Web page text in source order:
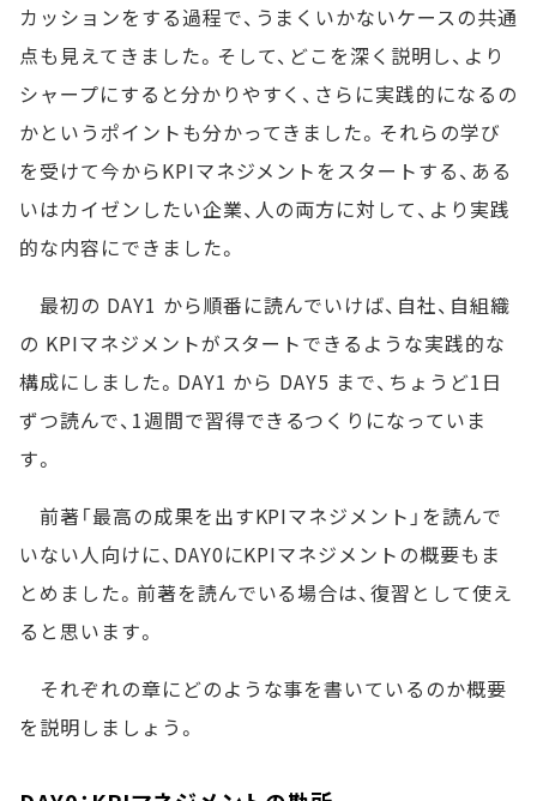
カッションをする過程で、うまくいかないケースの共通
点も見えてきました。そして、どこを深く説明し、より
シャープにすると分かりやすく、さらに実践的になるの
かというポイントも分かってきました。それらの学び
を受けて今からKPIマネジメントをスタートする、ある
いはカイゼンしたい企業、人の両方に対して、より実践
的な内容にできました。
最初の DAY1 から順番に読んでいけば、自社、自組織
の KPIマネジメントがスタートできるような実践的な
構成にしました。DAY1 から DAY5 まで、ちょうど1日
ずつ読んで、1週間で習得できるつくりになっていま
す。
前著「最高の成果を出すKPIマネジメント」を読んで
いない人向けに、DAY0にKPIマネジメントの概要もま
とめました。前著を読んでいる場合は、復習として使え
ると思います。
それぞれの章にどのような事を書いているのか概要
を説明しましょう。